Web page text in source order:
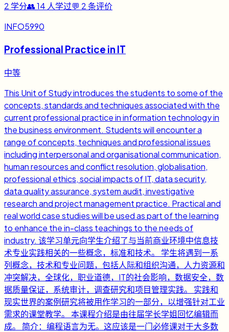
2 学分👥14 人学过💬 2条评价
INFO5990
Professional Practice in IT
中等
This Unit of Study introduces the students to some of the
concepts, standards and techniques associated with the
current professional practice in information technology in
the business environment. Students will encounter a
range of concepts, techniques and professional issues
including interpersonal and organisational communication,
human resources and conflict resolution, globalisation,
professional ethics, social impacts of IT, data security,
data quality assurance, system audit, investigative
research and project management practice. Practical and
real world case studies will be used as part of the learning
to enhance the in-class teachings to the needs of
industry. 该学习单元向学生介绍了与当前商业环境中信息技
术专业实践相关的一些概念，标准和技术。 学生将遇到一系
列概念，技术和专业问题，包括人际和组织沟通，人力资源和
冲突解决，全球化，职业道德，IT的社会影响，数据安全，数
据质量保证，系统审计，调查研究和项目管理实践。 实践和
现实世界的案例研究将被用作学习的一部分，以增强针对工业
需求的课堂教学。 本课程介绍是由往届学长学姐回忆编辑而
成。 简介：编程语言为无。这应该是一门必修课对于大多数